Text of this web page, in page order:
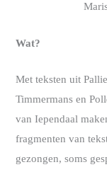
Wat?
Met teksten uit
Timmermans en
van Iependaal
fragmenten van
gezongen, soms